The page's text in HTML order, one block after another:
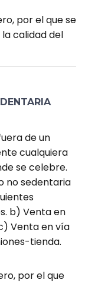
por el que se
calidad del
de un
cualquiera
se celebre.
no sedentaria
b) Venta en
Venta en vía
tienda.
por el que